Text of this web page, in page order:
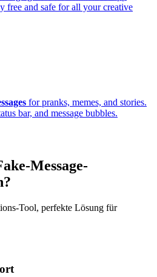
free and safe for all your creative
for pranks, memes, and stories.
bar, and message bubbles.
Message-
Tool, perfekte Lösung für